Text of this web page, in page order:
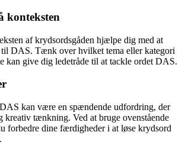
konteksten
af krydsordsgåden hjælpe dig med at
til DAS. Tænk over hvilket tema eller kategori
kan give dig ledetråde til at tackle ordet DAS.
kan være en spændende udfordring, der
tænkning. Ved at bruge ovenstående
forbedre dine færdigheder i at løse krydsord